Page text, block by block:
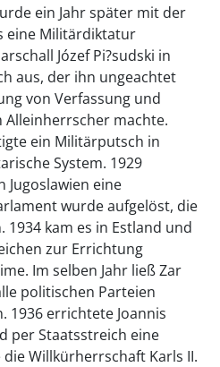
ein Jahr später mit der
eine Militärdiktatur
Józef Pi?sudski in
aus, der ihn ungeachtet
von Verfassung und
machte.
ein Militärputsch in
System. 1929
Jugoslawien eine
wurde aufgelöst, die
1934 kam es in Estland und
zur Errichtung
Im selben Jahr ließ Zar
politischen Parteien
1936 errichtete Joannis
per Staatsstreich eine
Willkürherrschaft Karls II.